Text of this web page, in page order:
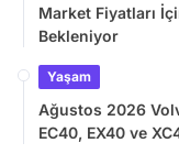
Market Fiyatları
Bekleniyor
Yaşam
Ağustos 2026
EC40, EX40 ve